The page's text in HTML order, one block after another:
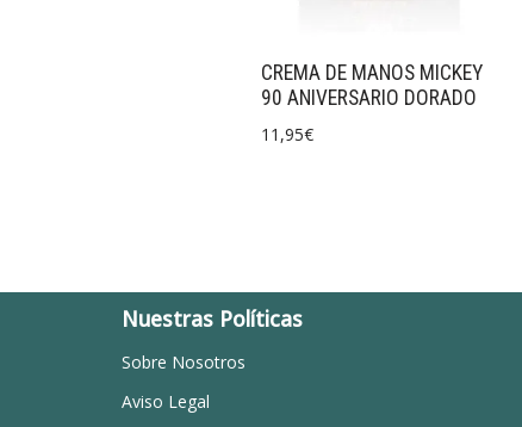
CREMA DE MANOS MICKEY
90 ANIVERSARIO DORADO
11,95€
Nuestras Políticas
Sobre Nosotros
Aviso Legal